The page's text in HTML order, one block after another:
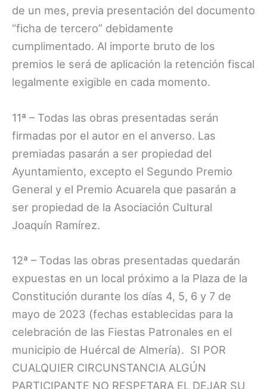
de un mes, previa presentación del documento
“ficha de tercero” debidamente
cumplimentado. Al importe bruto de los
premios le será de aplicación la retención fiscal
legalmente exigible en cada momento.
11ª – Todas las obras presentadas serán
firmadas por el autor en el anverso. Las
premiadas pasarán a ser propiedad del
Ayuntamiento, excepto el Segundo Premio
General y el Premio Acuarela que pasarán a
ser propiedad de la Asociación Cultural
Joaquín Ramírez.
12ª – Todas las obras presentadas quedarán
expuestas en un local próximo a la Plaza de la
Constitución durante los días 4, 5, 6 y 7 de
mayo de 2023 (fechas establecidas para la
celebración de las Fiestas Patronales en el
municipio de Huércal de Almería). SI POR
CUALQUIER CIRCUNSTANCIA ALGÚN
PARTICIPANTE NO RESPETARA EL DEJAR SU